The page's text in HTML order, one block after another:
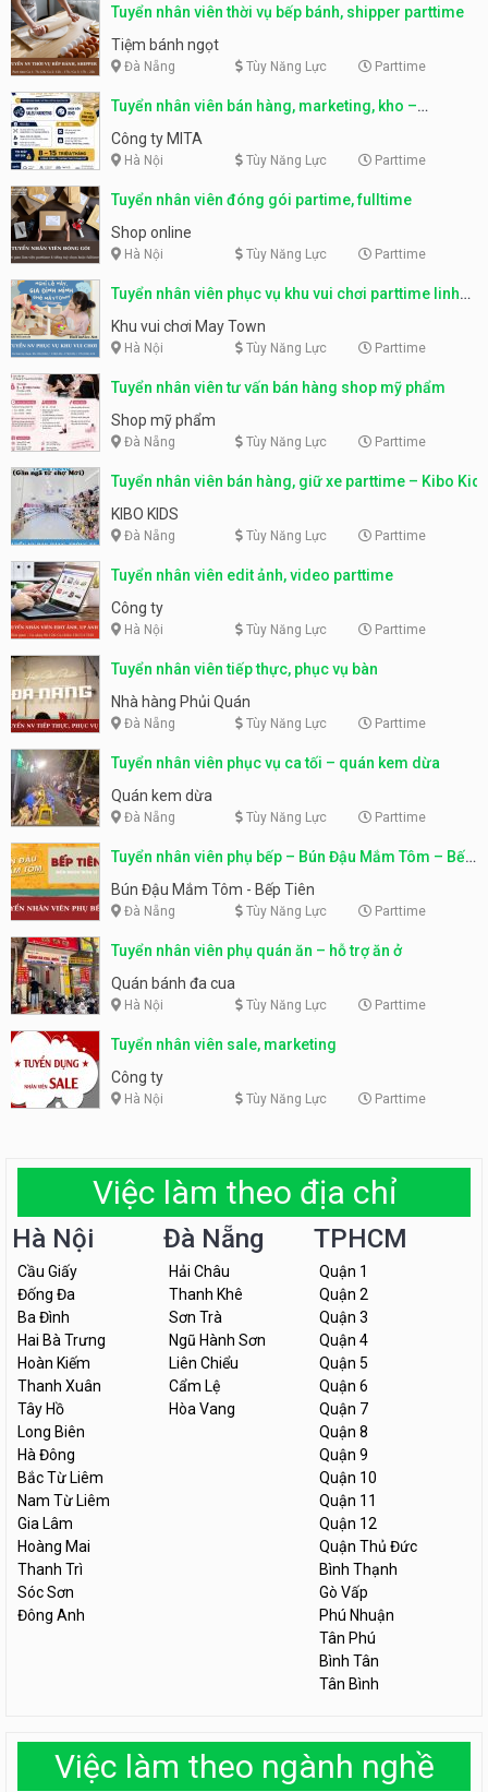
Tuyển nhân viên thời vụ bếp bánh, shipper parttime
Tiệm bánh ngọt
Đà Nẵng Tùy Năng Lực Parttime
Tuyển nhân viên bán hàng, marketing, kho –
parttime, fulltime
Công ty MITA
Hà Nội Tùy Năng Lực Parttime
Tuyển nhân viên đóng gói partime, fulltime
Shop online
Hà Nội Tùy Năng Lực Parttime
Tuyển nhân viên phục vụ khu vui chơi parttime linh
động
Khu vui chơi May Town
Hà Nội Tùy Năng Lực Parttime
Tuyển nhân viên tư vấn bán hàng shop mỹ phẩm
Shop mỹ phẩm
Đà Nẵng Tùy Năng Lực Parttime
Tuyển nhân viên bán hàng, giữ xe parttime – Kibo Kid
KIBO KIDS
Đà Nẵng Tùy Năng Lực Parttime
Tuyển nhân viên edit ảnh, video parttime
Công ty
Hà Nội Tùy Năng Lực Parttime
Tuyển nhân viên tiếp thực, phục vụ bàn
Nhà hàng Phủi Quán
Đà Nẵng Tùy Năng Lực Parttime
Tuyển nhân viên phục vụ ca tối – quán kem dừa
Quán kem dừa
Đà Nẵng Tùy Năng Lực Parttime
Tuyển nhân viên phụ bếp – Bún Đậu Mắm Tôm – Bếp
Tiên
Bún Đậu Mắm Tôm - Bếp Tiên
Đà Nẵng Tùy Năng Lực Parttime
Tuyển nhân viên phụ quán ăn – hỗ trợ ăn ở
Quán bánh đa cua
Hà Nội Tùy Năng Lực Parttime
Tuyển nhân viên sale, marketing
Công ty
Hà Nội Tùy Năng Lực Parttime
Việc làm theo địa chỉ
Hà Nội
Cầu Giấy
Đống Đa
Ba Đình
Hai Bà Trưng
Hoàn Kiếm
Thanh Xuân
Tây Hồ
Long Biên
Hà Đông
Bắc Từ Liêm
Nam Từ Liêm
Gia Lâm
Hoàng Mai
Thanh Trì
Sóc Sơn
Đông Anh
Đà Nẵng
Hải Châu
Thanh Khê
Sơn Trà
Ngũ Hành Sơn
Liên Chiểu
Cẩm Lệ
Hòa Vang
TPHCM
Quận 1
Quận 2
Quận 3
Quận 4
Quận 5
Quận 6
Quận 7
Quận 8
Quận 9
Quận 10
Quận 11
Quận 12
Quận Thủ Đức
Bình Thạnh
Gò Vấp
Phú Nhuận
Tân Phú
Bình Tân
Tân Bình
Việc làm theo ngành nghề